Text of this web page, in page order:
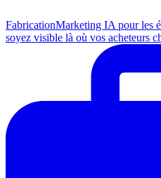
FabricationMarketing IA pour les
soyez visible là où vos acheteurs